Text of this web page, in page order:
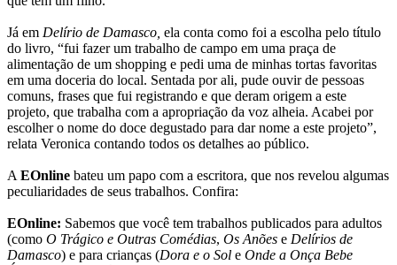
Já em Delírio de Damasco, ela conta como foi a escolha pelo título
do livro, “fui fazer um trabalho de campo em uma praça de
alimentação de um shopping e pedi uma de minhas tortas favoritas
em uma doceria do local. Sentada por ali, pude ouvir de pessoas
comuns, frases que fui registrando e que deram origem a este
projeto, que trabalha com a apropriação da voz alheia. Acabei por
escolher o nome do doce degustado para dar nome a este projeto”,
relata Veronica contando todos os detalhes ao público.
A EOnline bateu um papo com a escritora, que nos revelou algumas
peculiaridades de seus trabalhos. Confira:
EOnline: Sabemos que você tem trabalhos publicados para adultos
(como O Trágico e Outras Comédias, Os Anões e Delírios de
Damasco) e para crianças (Dora e o Sol e Onde a Onça Bebe